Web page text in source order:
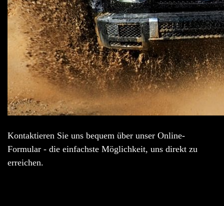
Kontaktieren Sie uns bequem über unser Online-
Formular - die einfachste Möglichkeit, uns direkt zu
erreichen.